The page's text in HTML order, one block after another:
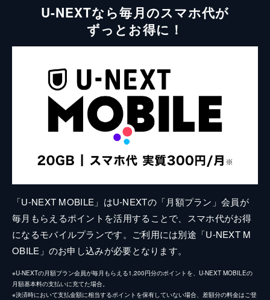
U-NEXTなら毎月のスマホ代が
ずっとお得に！
「U-NEXT MOBILE」はU-NEXTの「月額プラン」会員が
毎月もらえるポイントを活用することで、スマホ代がお得
になるモバイルプランです。ご利用には別途「U-NEXT M
OBILE」のお申し込みが必要となります。
※U-NEXTの月額プラン会員が毎月もらえる1,200円分のポイントを、U-NEXT MOBILEの
月額基本料の支払いに充てた場合。
※決済時において支払金額に相当するポイントを保有していない場合、差額分の料金はご登